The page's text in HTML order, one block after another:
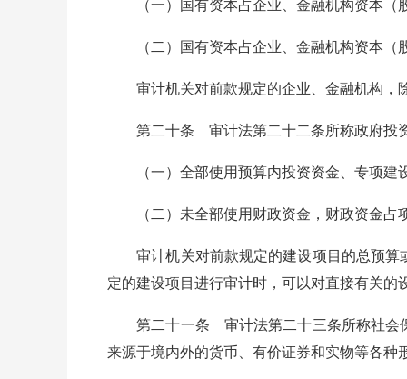
（一）国有资本占企业、金融机构资本（
（二）国有资本占企业、金融机构资本（
审计机关对前款规定的企业、金融机构，
第二十条 审计法第二十二条所称政府投资
（一）全部使用预算内投资资金、专项建
（二）未全部使用财政资金，财政资金占项
审计机关对前款规定的建设项目的总预算
定的建设项目进行审计时，可以对直接有关
第二十一条 审计法第二十三条所称社会保
来源于境内外的货币、有价证券和实物等各种